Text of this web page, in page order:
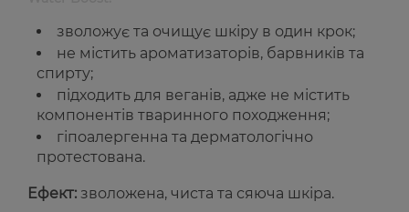
зволожує та очищує шкіру в один крок;
не містить ароматизаторів, барвників та
спирту;
підходить для веганів, адже не містить
компонентів тваринного походження;
гіпоалергенна та дерматологічно
протестована.
Ефект: зволожена, чиста та сяюча шкіра.